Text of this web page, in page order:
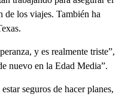
de los viajes. También ha
y es realmente triste”,
nuevo en la Edad Media”.
seguros de hacer planes,